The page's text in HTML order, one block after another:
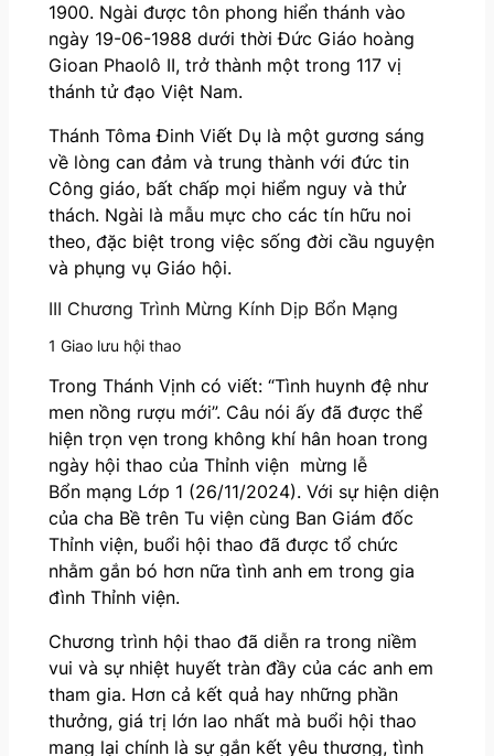
1900. Ngài được tôn phong hiển thánh vào
ngày 19-06-1988 dưới thời Đức Giáo hoàng
Gioan Phaolô II, trở thành một trong 117 vị
thánh tử đạo Việt Nam.
Thánh Tôma Đinh Viết Dụ là một gương sáng
về lòng can đảm và trung thành với đức tin
Công giáo, bất chấp mọi hiểm nguy và thử
thách. Ngài là mẫu mực cho các tín hữu noi
theo, đặc biệt trong việc sống đời cầu nguyện
và phụng vụ Giáo hội.
III Chương Trình Mừng Kính Dịp Bổn Mạng
1 Giao lưu hội thao
Trong Thánh Vịnh có viết: “Tình huynh đệ như
men nồng rượu mới”. Câu nói ấy đã được thể
hiện trọn vẹn trong không khí hân hoan trong
ngày hội thao của Thỉnh viện mừng lễ
Bổn mạng Lớp 1 (26/11/2024). Với sự hiện diện
của cha Bề trên Tu viện cùng Ban Giám đốc
Thỉnh viện, buổi hội thao đã được tổ chức
nhằm gắn bó hơn nữa tình anh em trong gia
đình Thỉnh viện.
Chương trình hội thao đã diễn ra trong niềm
vui và sự nhiệt huyết tràn đầy của các anh em
tham gia. Hơn cả kết quả hay những phần
thưởng, giá trị lớn lao nhất mà buổi hội thao
mang lại chính là sự gắn kết yêu thương, tình